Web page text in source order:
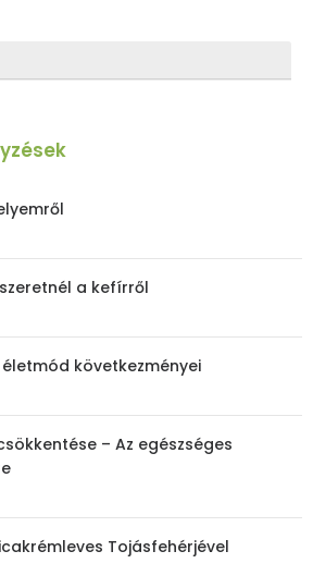
a kefírről
következményei
– Az egészséges
Tojásfehérjével